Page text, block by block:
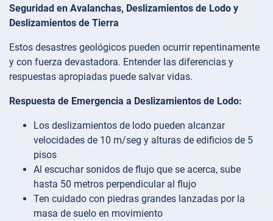
Seguridad en Avalanchas, Deslizamientos de Lodo y
Deslizamientos de Tierra
Estos desastres geológicos pueden ocurrir repentinamente
y con fuerza devastadora. Entender las diferencias y
respuestas apropiadas puede salvar vidas.
Respuesta de Emergencia a Deslizamientos de Lodo:
Los deslizamientos de lodo pueden alcanzar
velocidades de 10 m/seg y alturas de edificios de 5
pisos
Al escuchar sonidos de flujo que se acerca, sube
hasta 50 metros perpendicular al flujo
Ten cuidado con piedras grandes lanzadas por la
masa de suelo en movimiento